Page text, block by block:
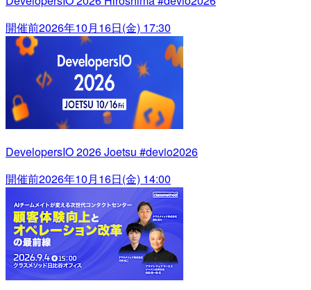
開催前2026年10月16日(金) 17:30
DevelopersIO 2026 Joetsu #devio2026
開催前2026年10月16日(金) 14:00